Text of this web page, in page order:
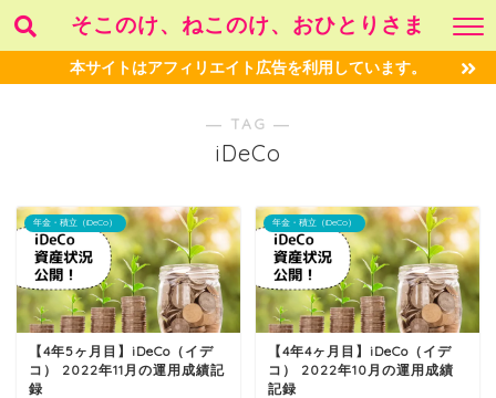
そこのけ、ねこのけ、おひとりさま
本サイトはアフィリエイト広告を利用しています。
― TAG ―
iDeCo
年金・積立（iDeCo）
【4年5ヶ月目】iDeCo（イデ
コ） 2022年11月の運用成績記
録
年金・積立（iDeCo）
【4年4ヶ月目】iDeCo（イデ
コ） 2022年10月の運用成績
記録